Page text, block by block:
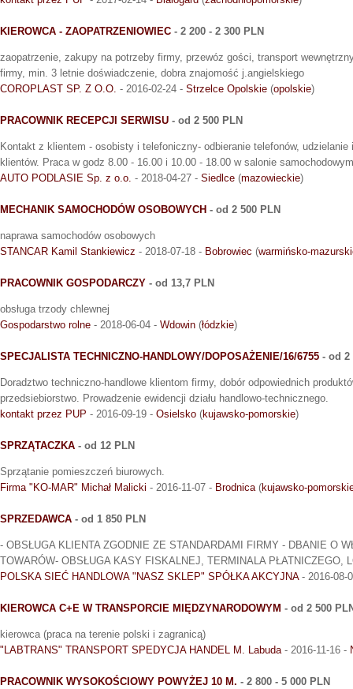
KIEROWCA - ZAOPATRZENIOWIEC - 2 200 - 2 300 PLN
zaopatrzenie, zakupy na potrzeby firmy, przewóz gości, transport
firmy, min. 3 letnie doświadczenie, dobra znajomość j.angielskiego
COROPLAST SP. Z O.O. - 2016-02-24 - Strzelce Opolskie (opolskie)
PRACOWNIK RECEPCJI SERWISU - od 2 500 PLN
Kontakt z klientem - osobisty i telefoniczny- odbieranie telefonów,
klientów. Praca w godz 8.00 - 16.00 i 10.00 - 18.00 w salonie
AUTO PODLASIE Sp. z o.o. - 2018-04-27 - Siedlce (mazowieckie)
MECHANIK SAMOCHODÓW OSOBOWYCH - od 2 500 PLN
naprawa samochodów osobowych
STANCAR Kamil Stankiewicz - 2018-07-18 - Bobrowiec (warmińsko-
PRACOWNIK GOSPODARCZY - od 13,7 PLN
obsługa trzody chlewnej
Gospodarstwo rolne - 2018-06-04 - Wdowin (łódzkie)
SPECJALISTA TECHNICZNO-HANDLOWY/DOPOSAŻENIE/16/6755 - od 2
Doradztwo techniczno-handlowe klientom firmy, dobór odpowiednich
przedsiebiorstwo. Prowadzenie ewidencji działu handlowo-technicznego.
kontakt przez PUP - 2016-09-19 - Osielsko (kujawsko-pomorskie)
SPRZĄTACZKA - od 12 PLN
Sprzątanie pomieszczeń biurowych.
Firma "KO-MAR" Michał Malicki - 2016-11-07 - Brodnica(kujawsko-
SPRZEDAWCA - od 1 850 PLN
- OBSŁUGA KLIENTA ZGODNIE ZE STANDARDAMI FIRMY - DBANIE O
TOWARÓW- OBSŁUGA KASY FISKALNEJ, TERMINALA PŁATNICZEGO,
POLSKA SIEĆ HANDLOWA "NASZ SKLEP" SPÓŁKA AKCYJNA- 2016-08-
KIEROWCA C+E W TRANSPORCIE MIĘDZYNARODOWYM - od 2 500
kierowca (praca na terenie polski i zagranicą)
"LABTRANS" TRANSPORT SPEDYCJA HANDEL M. Labuda- 2016-11-16 -
PRACOWNIK WYSOKOŚCIOWY POWYŻEJ 10 M. - 2 800 - 5 000 PLN